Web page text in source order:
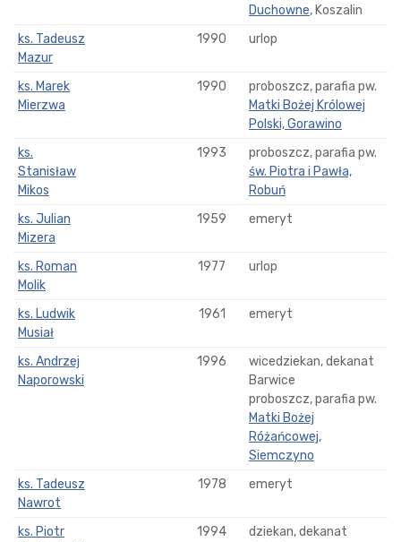
Duchowne, Koszalin
ks. Tadeusz
Mazur
1990 urlop
ks. Marek
Mierzwa
1990
proboszcz, parafia pw.
Matki Bożej Królowej
Polski, Gorawino
ks.
Stanisław
Mikos
1993
proboszcz, parafia pw.
św. Piotra i Pawła,
Robuń
ks. Julian
Mizera
1959 emeryt
ks. Roman
Molik
1977 urlop
ks. Ludwik
Musiał
1961 emeryt
ks. Andrzej
Naporowski
1996
wicedziekan, dekanat
Barwice
proboszcz, parafia pw.
Matki Bożej
Różańcowej,
Siemczyno
ks. Tadeusz
Nawrot
1978 emeryt
ks. Piotr
1994
dziekan, dekanat